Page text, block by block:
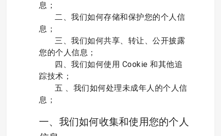
息；
二、我们如何存储和保护您的个人信
息；
三、我们如何共享、转让、公开披露
您的个人信息；
四、我们如何使用 Cookie 和其他追
踪技术；
五 、我们如何处理未成年人的个人信
息；
一、我们如何收集和使用您的个人